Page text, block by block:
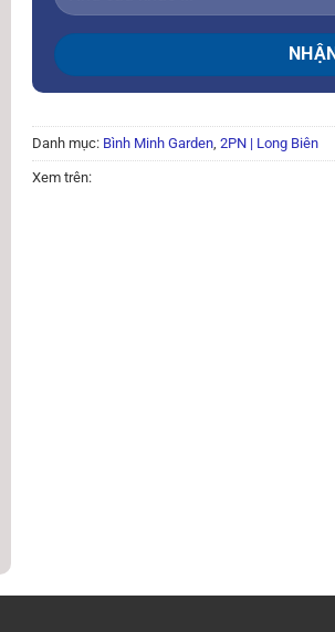
Danh mục: Bình Minh Garden,2PN | Long Biên
Xem trên: